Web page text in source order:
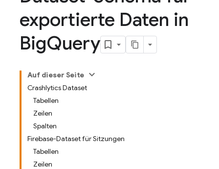
exportierte Daten in
BigQuery
Auf dieser Seite
Crashlytics Dataset
Tabellen
Zeilen
Spalten
Firebase-Dataset für Sitzungen
Tabellen
Zeilen